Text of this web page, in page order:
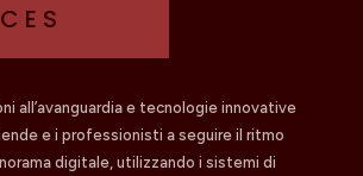
all’avanguardia e tecnologie innovative
e i professionisti a seguire il ritmo
digitale, utilizzando i sistemi di